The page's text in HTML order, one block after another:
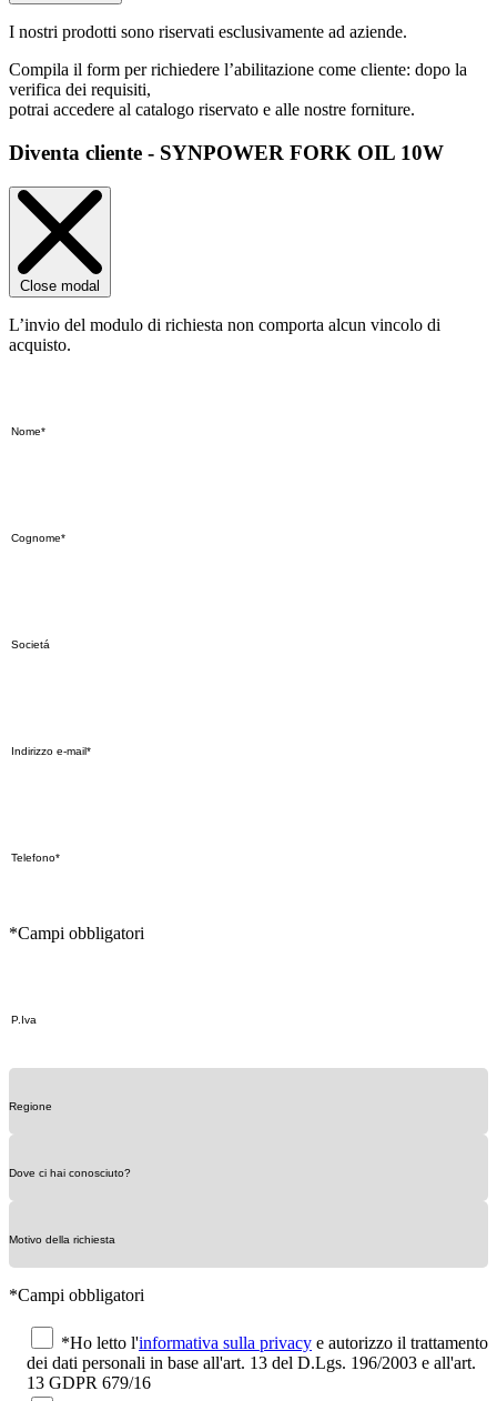
I nostri prodotti sono riservati esclusivamente ad aziende.
Compila il form per richiedere l’abilitazione come cliente: dopo la
verifica dei requisiti,
potrai accedere al catalogo riservato e alle nostre forniture.
Diventa cliente - SYNPOWER FORK OIL 10W
Close modal
L’invio del modulo di richiesta non comporta alcun vincolo di
acquisto.
*Campi obbligatori
*Campi obbligatori
*Ho letto l'informativa sulla privacy e autorizzo il trattamento
dei dati personali in base all'art. 13 del D.Lgs. 196/2003 e all'art.
13 GDPR 679/16